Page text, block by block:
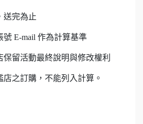
送完為止
E-mail 作為計算基準
留活動最終說明與修改權利
之訂購，不能列入計算。